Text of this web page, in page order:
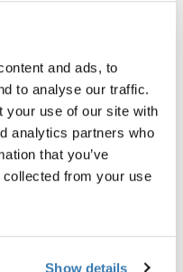
and ads, to
to analyse our traffic.
your use of our site with
analytics partners who
that you’ve
collected from your use
Show details